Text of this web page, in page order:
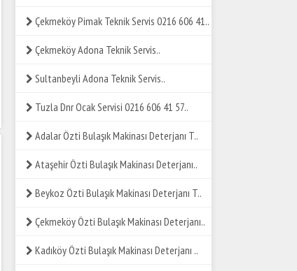
Çekmeköy Pimak Teknik Servis 0216 606 41..
Çekmeköy Adona Teknik Servis..
Sultanbeyli Adona Teknik Servis..
Tuzla Dnr Ocak Servisi 0216 606 41 57..
Adalar Özti Bulaşık Makinası Deterjanı T..
Ataşehir Özti Bulaşık Makinası Deterjanı..
Beykoz Özti Bulaşık Makinası Deterjanı T..
Çekmeköy Özti Bulaşık Makinası Deterjanı..
Kadıköy Özti Bulaşık Makinası Deterjanı ..